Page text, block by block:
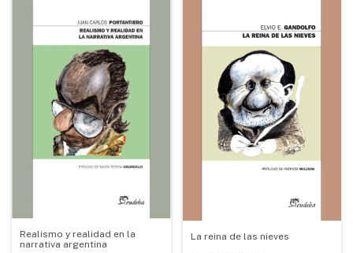
Realismo y realidad en la
narrativa argentina
La reina de las nieves